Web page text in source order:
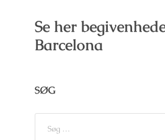
Se her
Barcelona
SØG